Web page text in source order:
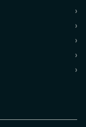
›
›
›
›
›